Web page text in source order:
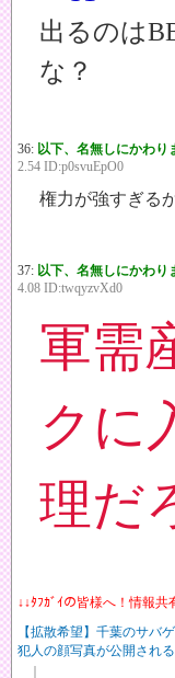
出るのは
な？
36: 以下、名無しにかわ
2.54 ID:p0svuEpO0
権力が強すぎる
37: 以下、名無しにかわ
4.08 ID:twqyzvXd0
軍需
クに
理だ
↓↓ﾀﾌｶﾞｲの皆様へ！情報
【拡散希望】千葉のサバ
犯人の顔写真が公開され